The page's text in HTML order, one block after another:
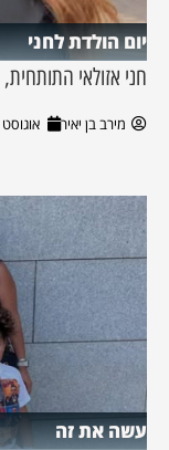
יום הולדת לחני
חני אזולאי
מירב בן יאיר אוגוסט 4, 2026
עשה את זה